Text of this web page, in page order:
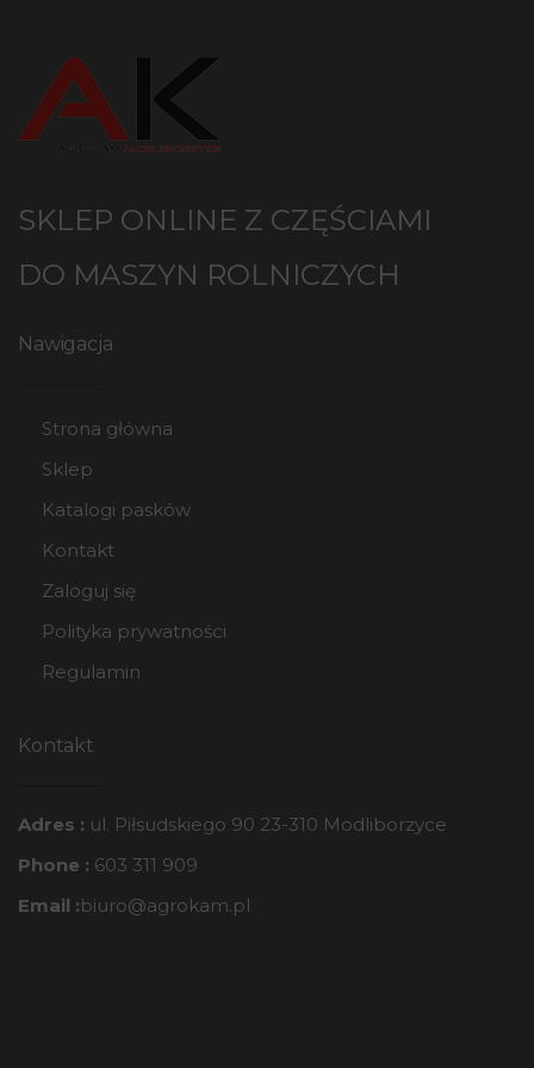
SKLEP ONLINE Z CZĘŚCIAMI
DO MASZYN ROLNICZYCH
Nawigacja
Strona główna
Sklep
Katalogi pasków
Kontakt
Zaloguj się
Polityka prywatności
Regulamin
Kontakt
Adres : ul. Piłsudskiego 90 23-310 Modliborzyce
Phone : 603 311 909
Email :biuro@agrokam.pl